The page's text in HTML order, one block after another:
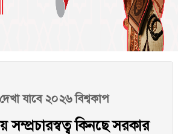
যাবে ২০২৬ বিশ্বকাপ
সম্প্রচারস্বত্ব কিনছে সরকার